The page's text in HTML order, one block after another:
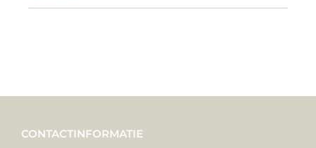
CONTACTINFORMATIE